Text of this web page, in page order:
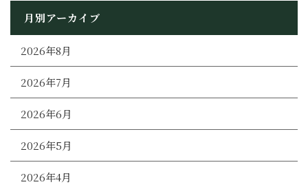
月別アーカイブ
2026年8月
2026年7月
2026年6月
2026年5月
2026年4月